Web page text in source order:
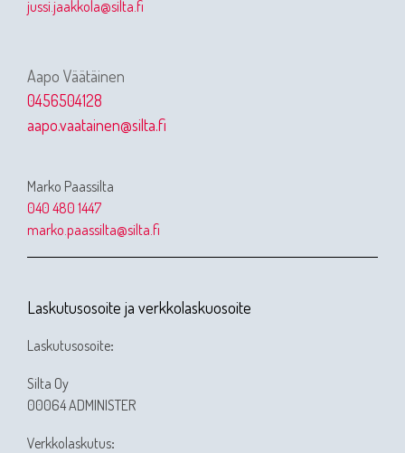
jussi.jaakkola@silta.fi
Aapo Väätäinen
0456504128
aapo.vaatainen@silta.fi
Marko Paassilta
040 480 1447
marko.paassilta@silta.fi
Laskutusosoite ja verkkolaskuosoite
Laskutusosoite:
Silta Oy
00064 ADMINISTER
Verkkolaskutus: